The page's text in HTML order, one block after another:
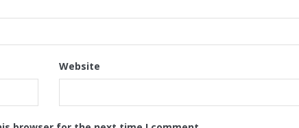
Website